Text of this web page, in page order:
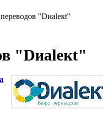
"Dиаlекt"
"Dиаlекt"